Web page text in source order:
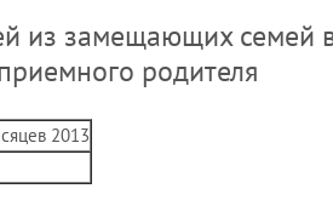
из замещающих семей
родителя
2013